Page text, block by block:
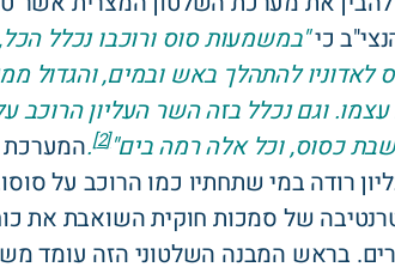
כי"במשמעות סוס ורוכבו נכלל
להתהלך באש ובמים, והגדול
וגם נכלל בזה השר העליון הרוכב
כסוס, וכל אלה רמה בים"[2]
.המערכת
רודה במי שתחתיו כמו הרוכב על
של סמכות חוקית השואבת את
בראש המבנה השלטוני הזה עומד